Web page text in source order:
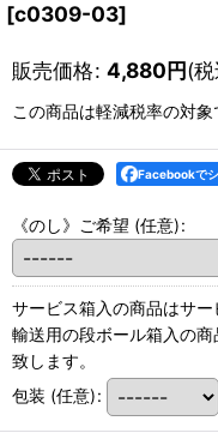
[c0309-03]
販売価格: 4,880円(
この商品は軽減税率の対象
Facebookで
《のし》ご希望 (任意):
サービス箱入の商品はサー
輸送用の段ボール箱入の
致します。
包装 (任意):